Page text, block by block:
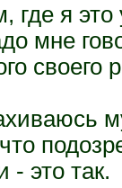
где я
мне
- это так.